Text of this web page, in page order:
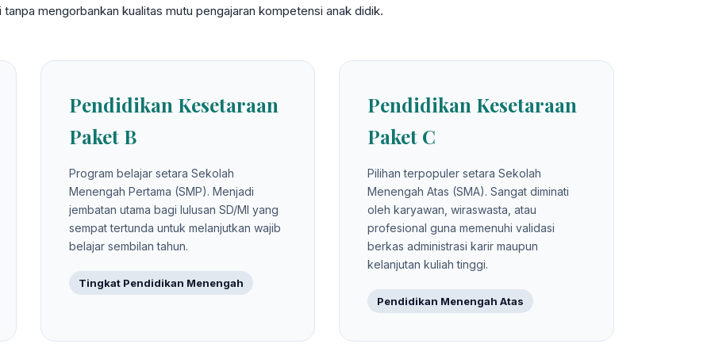
tanpa mengorbankan kualitas mutu pengajaran kompetensi anak didik.
Pendidikan Kesetaraan
Paket B
Program belajar setara Sekolah
Menengah Pertama (SMP). Menjadi
jembatan utama bagi lulusan SD/MI yang
sempat tertunda untuk melanjutkan wajib
belajar sembilan tahun.
Tingkat Pendidikan Menengah
Pendidikan Kesetaraan
Paket C
Pilihan terpopuler setara Sekolah
Menengah Atas (SMA). Sangat diminati
oleh karyawan, wiraswasta, atau
profesional guna memenuhi validasi
berkas administrasi karir maupun
kelanjutan kuliah tinggi.
Pendidikan Menengah Atas